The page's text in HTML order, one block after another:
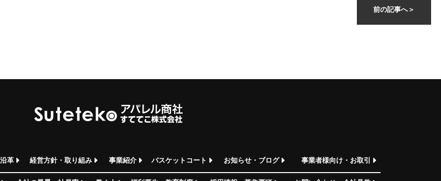
前の記事へ＞
革 経営方針・取り組み 事業紹介 バスケットコート お知らせ・ブログ 事業者様向け・お取引